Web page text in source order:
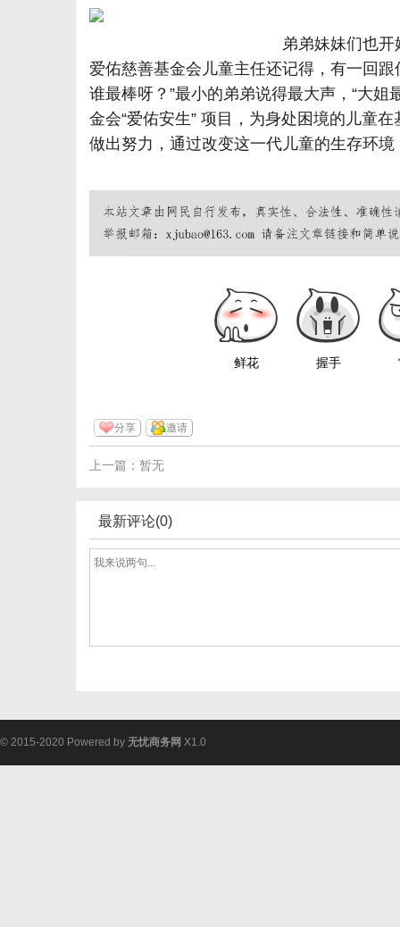
弟弟妹妹们也
爱佑慈善基金会儿童主任还记得，有一回
谁最棒呀？”最小的弟弟说得最大声，“大
金会“爱佑安生” 项目，为身处困境的儿童
做出努力，通过改变这一代儿童的生存环
鲜花 握手
分享 邀请
上一篇：暂无
最新评论(0)
© 2015-2020 Powered by 无忧商务网 X1.0